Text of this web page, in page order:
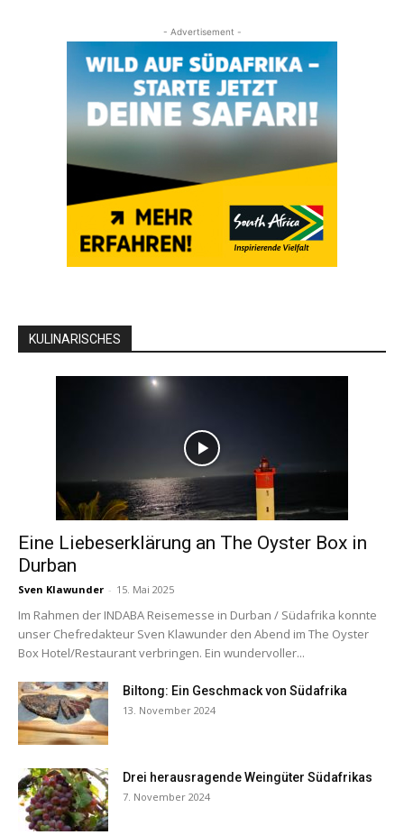
- Advertisement -
KULINARISCHES
Eine Liebeserklärung an The Oyster Box in
Durban
Sven Klawunder - 15. Mai 2025
Im Rahmen der INDABA Reisemesse in Durban / Südafrika konnte
unser Chefredakteur Sven Klawunder den Abend im The Oyster
Box Hotel/Restaurant verbringen. Ein wundervoller...
Biltong: Ein Geschmack von Südafrika
13. November 2024
Drei herausragende Weingüter Südafrikas
7. November 2024